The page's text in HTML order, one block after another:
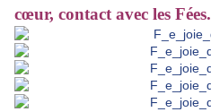
cœur, contact avec les Fées.